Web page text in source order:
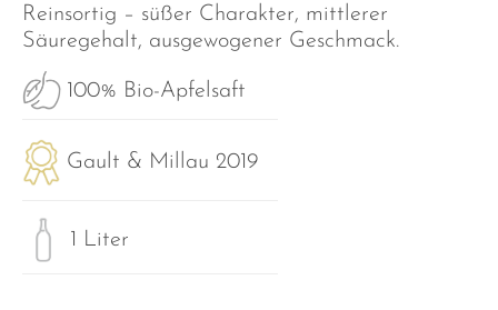
Reinsortig – süßer Charakter, mittlerer
Säuregehalt, ausgewogener Geschmack.
100% Bio-Apfelsaft
Gault & Millau 2019
1 Liter